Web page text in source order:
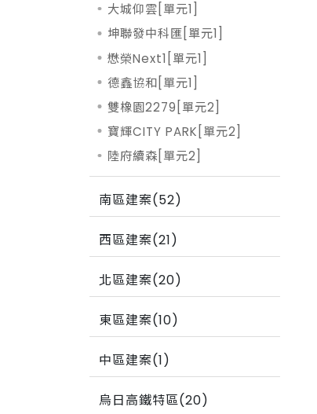
大城仰雲[單元1]
坤聯發中科匯[單元1]
懋榮Next1[單元1]
德鑫協和[單元1]
雙橡園2279[單元2]
寶輝CITY PARK[單元2]
陸府續森[單元2]
南區建案(52)
西區建案(21)
北區建案(20)
東區建案(10)
中區建案(1)
烏日高鐵特區(20)